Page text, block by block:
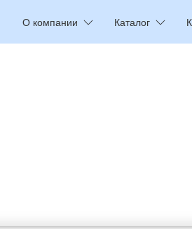
О компании Каталог